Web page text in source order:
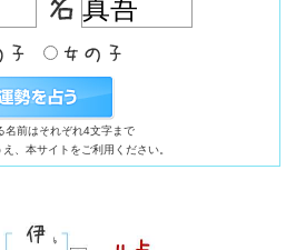
前はそれぞれ4文字まで
、本サイトをご利用ください。